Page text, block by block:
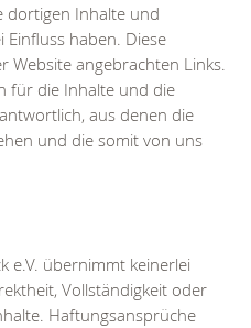
dortigen Inhalte und
Einfluss haben. Diese
Website angebrachten Links.
für die Inhalte und die
aus denen die
und die somit von uns
e.V. übernimmt keinerlei
Vollständigkeit oder
Haftungsansprüche